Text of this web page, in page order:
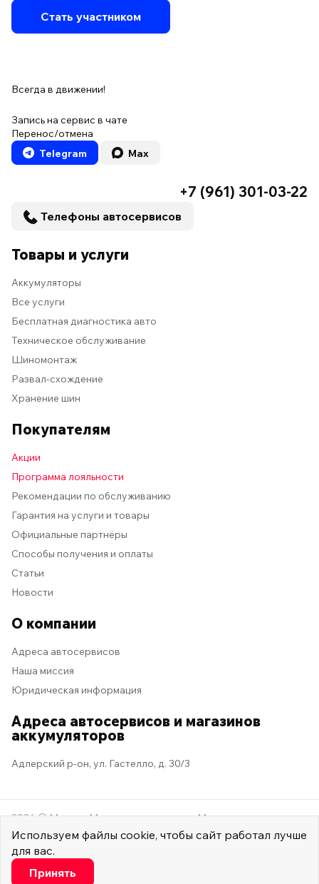
Стать участником
Всегда в движении!
Запись на сервис в чате
Перенос/отмена
Telegram
Max
+7 (961) 301-03-22
Телефоны автосервисов
Товары и услуги
Аккумуляторы
Все услуги
Бесплатная диагностика авто
Техническое обслуживание
Шиномонтаж
Развал-схождение
Хранение шин
Покупателям
Акции
Программа лояльности
Рекомендации по обслуживанию
Гарантия на услуги и товары
Официальные партнёры
Способы получения и оплаты
Статьи
Новости
О компании
Адреса автосервисов
Наша миссия
Юридическая информация
Адреса автосервисов и магазинов
аккумуляторов
Адлерский р-он, ул. Гастелло, д. 30/3
2026 © Мастер Машина Мы в социальных сетях
Используем файлы cookie, чтобы сайт работал лучше
для вас.
Настроить
Принять